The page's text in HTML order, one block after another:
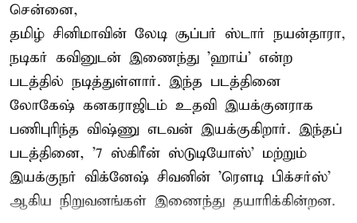
சென்னை,
தமிழ் சினிமாவின் லேடி சூப்பர் ஸ்டார் நயன்தாரா,
நடிகர் கவினுடன் இணைந்து 'ஹாய்' என்ற
படத்தில் நடித்துள்ளார். இந்த படத்தினை
லோகேஷ் கனகராஜிடம் உதவி இயக்குனராக
பணிபுரிந்த விஷ்ணு எடவன் இயக்குகிறார். இந்தப்
படத்தினை, '7 ஸ்கிரீன் ஸ்டுடியோஸ்' மற்றும்
இயக்குநர் விக்னேஷ் சிவனின் 'ரௌடி பிக்சர்ஸ்'
ஆகிய நிறுவனங்கள் இணைந்து தயாரிக்கின்றன.